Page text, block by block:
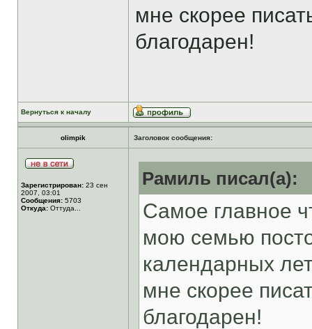
мне скорее
благодарен!
Вернуться к началу
olimpik Заголовок сообщения:
Зарегистрирован: 23 сен
2007, 03:01
Сообщения: 5703
Откуда: Оттуда...
Рамиль писал(а):
Самое главное
мою семью
календарных
мне скорее
благодарен!